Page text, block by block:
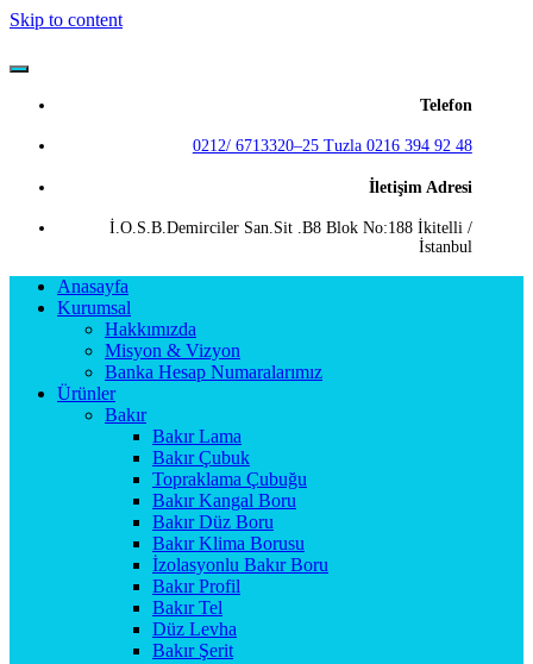
Skip to content
Telefon
0212/ 6713320–25 Tuzla 0216 394 92 48
İletişim Adresi
İ.O.S.B.Demirciler San.Sit .B8 Blok No:188 İkitelli /
İstanbul
Anasayfa
Kurumsal
Hakkımızda
Misyon & Vizyon
Banka Hesap Numaralarımız
Ürünler
Bakır
Bakır Lama
Bakır Çubuk
Topraklama Çubuğu
Bakır Kangal Boru
Bakır Düz Boru
Bakır Klima Borusu
İzolasyonlu Bakır Boru
Bakır Profil
Bakır Tel
Düz Levha
Bakır Şerit